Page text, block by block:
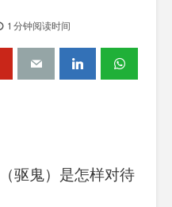
1 分钟阅读时间
驱鬼）是怎样对待